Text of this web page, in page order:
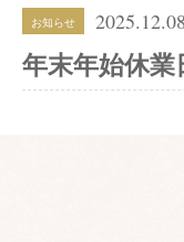
お知らせ 2025.12.08
年末年始休